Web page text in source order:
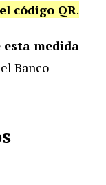
código QR.
medida
Banco